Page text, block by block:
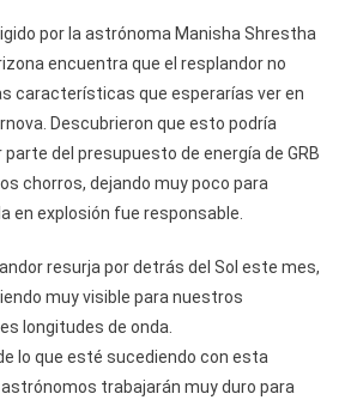
por la astrónoma Manisha Shrestha
encuentra que el resplandor no
características que esperarías ver en
Descubrieron que esto podría
del presupuesto de energía de GRB
chorros, dejando muy poco para
en explosión fue responsable.
resurja por detrás del Sol este mes,
muy visible para nuestros
longitudes de onda.
lo que esté sucediendo con esta
trabajarán muy duro para